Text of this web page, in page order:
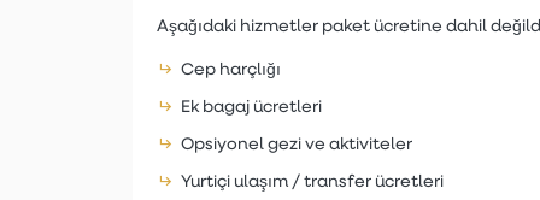
Aşağıdaki hizmetler paket ücretine dahil
Cep harçlığı
Ek bagaj ücretleri
Opsiyonel gezi ve aktiviteler
Yurtiçi ulaşım / transfer ücretleri